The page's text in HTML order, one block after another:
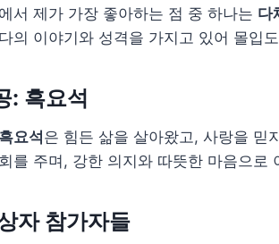
서 제가 가장 좋아하는 점 중 하나는 다
의 이야기와 성격을 가지고 있어 몰입
: 흑요석
흑요석 은 힘든 삶을 살아왔고, 사랑을 믿
를 주며, 강한 의지와 따뜻한 마음으로
자 참가자들